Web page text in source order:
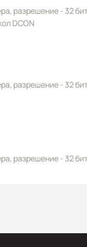
разрешение - 32
DCON
разрешение - 32
разрешение - 32